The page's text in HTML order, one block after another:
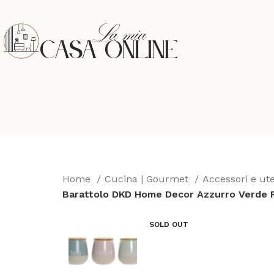
Home Cucina | Gourmet
Accessori e
Barattolo DKD Home Decor Azzurro Verde
SOLD OUT